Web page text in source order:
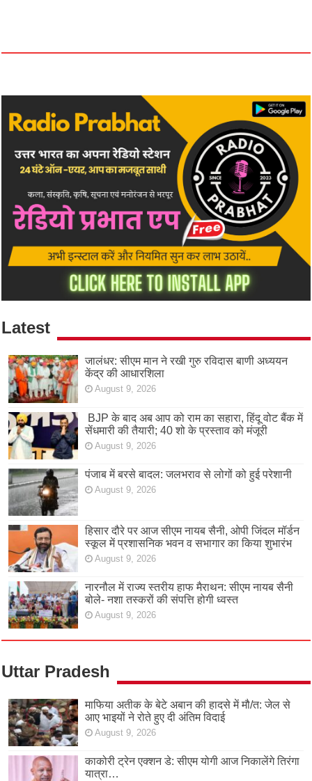
Latest
जालंधर: सीएम मान ने रखी गुरु रविदास बाणी अध्ययन
केंद्र की आधारशिला
August 9, 2026
BJP के बाद अब आप को राम का सहारा, हिंदू वोट बैंक में
सेंधमारी की तैयारी; 40 शो के प्रस्ताव को मंजूरी
August 9, 2026
पंजाब में बरसे बादल: जलभराव से लोगों को हुई परेशानी
August 9, 2026
हिसार दौरे पर आज सीएम नायब सैनी, ओपी जिंदल मॉर्डन
स्कूल में प्रशासनिक भवन व सभागार का किया शुभारंभ
August 9, 2026
नारनौल में राज्य स्तरीय हाफ मैराथन: सीएम नायब सैनी
बोले- नशा तस्करों की संपत्ति होगी ध्वस्त
August 9, 2026
Uttar Pradesh
माफिया अतीक के बेटे अबान की हादसे में मौ/त: जेल से
आए भाइयों ने रोते हुए दी अंतिम विदाई
August 9, 2026
काकोरी ट्रेन एक्शन डे: सीएम योगी आज निकालेंगे तिरंगा
यात्रा…